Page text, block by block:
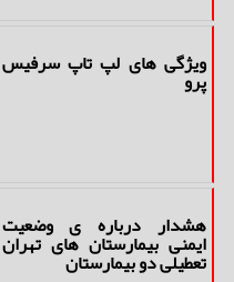
ویژگی های لپ تاپ سرفیس
پرو
هشدار درباره ی وضعیت
ایمنی بیمارستان های تهران
تعطیلی دو بیمارستان